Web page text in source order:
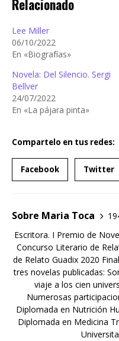
Relacionado
Lee Miller
06/10/2022
En «Biografías»
Novela: Del Silencio. Sergi
Bellver
24/07/2022
En «La pájara pinta»
Compartelo en tus redes:
Facebook Twitter
Sobre Maria Toca
Escritora. I Premio de
Concurso Literario de
de Relato Guadix 2020
tres novelas publicadas:
viaje a los cien
Numerosas
Diplomada en Nutrición
Diplomada en Medicina